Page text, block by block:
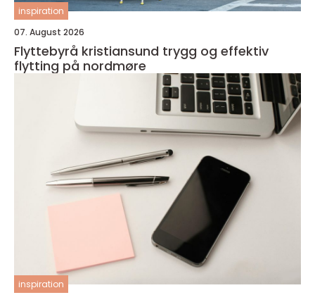
inspiration
07. August 2026
Flyttebyrå kristiansund trygg og effektiv
flytting på nordmøre
inspiration